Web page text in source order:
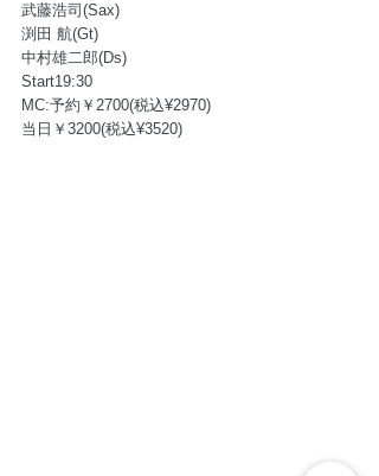
武藤浩司(Sax)
渕田 航(Gt)
中村雄二郎(Ds)
Start19:30
MC:予約￥2700(税込¥2970)
当日￥3200(税込¥3520)